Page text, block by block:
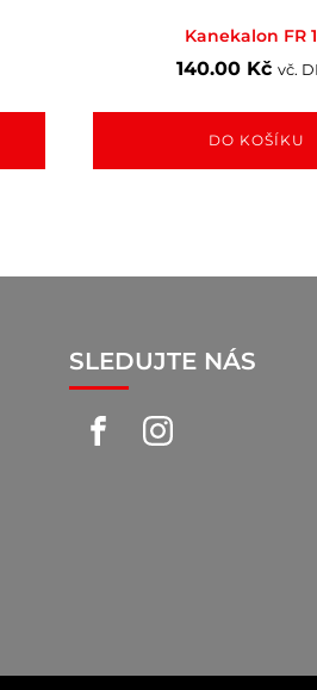
Kanekalon FR
140.00 Kč vč.
DO KOŠÍKU
SLEDUJTE NÁS